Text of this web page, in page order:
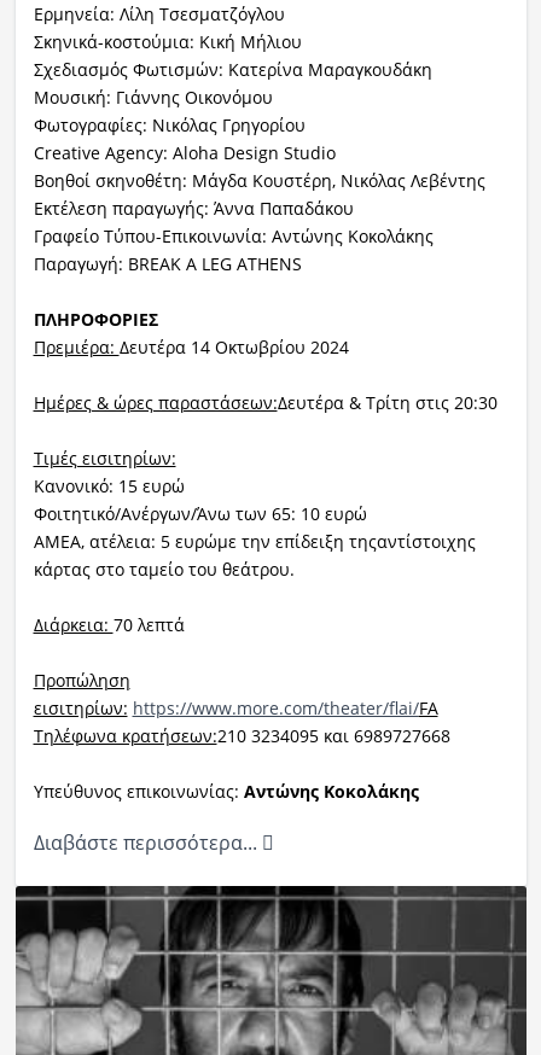
Ερμηνεία: Λίλη Τσεσματζόγλου
Σκηνικά-κοστούμια: Κική Μήλιου
Σχεδιασμός Φωτισμών: Κατερίνα Μαραγκουδάκη
Μουσική: Γιάννης Οικονόμου
Φωτογραφίες: Νικόλας Γρηγορίου
Creative Agency: Aloha Design Studio
Βοηθοί σκηνοθέτη: Μάγδα Κουστέρη, Νικόλας Λεβέντης
Εκτέλεση παραγωγής: Άννα Παπαδάκου
Γραφείο Τύπου-Επικοινωνία: Αντώνης Κοκολάκης
Παραγωγή: BREAK A LEG ATHENS
ΠΛΗΡΟΦΟΡΙΕΣ
Πρεμιέρα: Δευτέρα 14 Οκτωβρίου 2024
Ημέρες & ώρες παραστάσεων:Δευτέρα & Τρίτη στις 20:30
Τιμές εισιτηρίων:
Κανονικό: 15 ευρώ
Φοιτητικό/Ανέργων/Άνω των 65: 10 ευρώ
ΑΜΕΑ, ατέλεια: 5 ευρώμε την επίδειξη τηςαντίστοιχης
κάρτας στο ταμείο του θεάτρου.
Διάρκεια: 70 λεπτά
Προπώληση
εισιτηρίων: https://www.more.com/theater/flai/FA
Τηλέφωνα κρατήσεων:210 3234095 και 6989727668
Υπεύθυνος επικοινωνίας: Αντώνης Κοκολάκης
Διαβάστε περισσότερα...